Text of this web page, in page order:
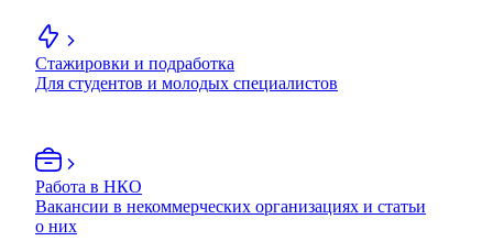
Стажировки и подработка
Для студентов и молодых специалистов
Работа в НКО
Вакансии в некоммерческих организациях и статьи
о них